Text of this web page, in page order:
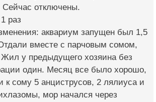
Сейчас отключены.
раз
аквариум запущен был 1,5
вместе с парчовым сомом,
Жил у предыдущего хозяина без
один. Месяц все было хорошо,
к сому 5 анциструсов, 2 лялиуса и
мор начался через